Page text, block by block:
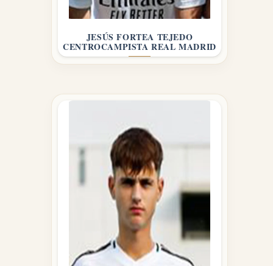
JESÚS FORTEA TEJEDO
CENTROCAMPISTA REAL MADRID